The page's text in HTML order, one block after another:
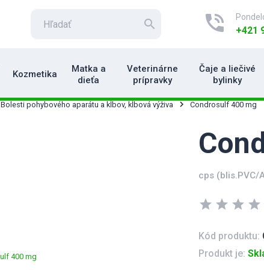
search phone_in_talk +421
Kozmetika
Matka a
dieťa
Veterinárne
prípravky
Čaje a liečivé
bylinky
Bolesti pohybového aparátu a kĺbov, kĺbová výživa Condrosulf 400 mg
cps (blis.PVC/
star star star star
Kód produktu:
Produkt je: